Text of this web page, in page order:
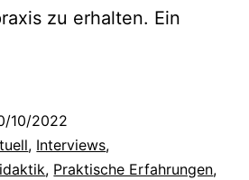
zu erhalten. Ein
10/2022
, Interviews,
, Praktische Erfahrungen,